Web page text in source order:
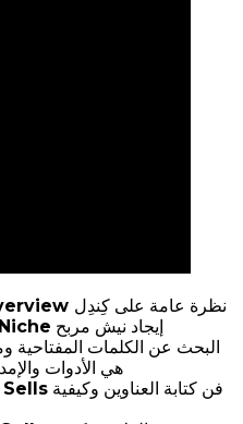
نظرة عامة على كِندِل
إيجاد نيش مربح
هي الأدوات